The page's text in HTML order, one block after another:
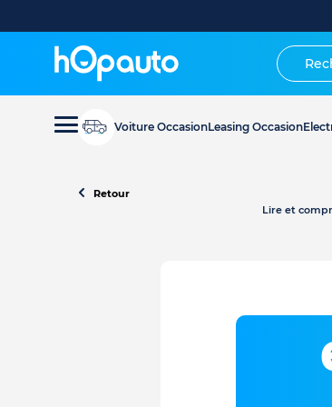
Voiture OccasionLeasing Occasion
Retour
Lire et